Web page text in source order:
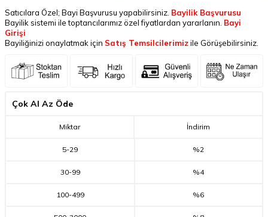
Satıcılara Özel; Bayi Başvurusu yapabilirsiniz. Bayilik Başvurusu
Bayilik sistemi ile toptancılarımız özel fiyatlardan yararlanın. Bayi
Girişi
Bayiliğinizi onaylatmak için Satış Temsilcilerimizile Görüşebilirsiniz.
Çok Al Az Öde
Miktar İndirim
5-29 %2
30-99 %4
100-499 %6